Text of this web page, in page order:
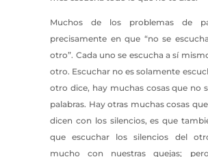
Muchos de los problemas de
precisamente en que “no se
otro”. Cada uno se escucha a sí
otro. Escuchar no es solamente
otro dice, hay muchas cosas que no
palabras. Hay otras muchas cosas
dicen con los silencios, es que
que escuchar los silencios del
mucho con nuestras quejas;